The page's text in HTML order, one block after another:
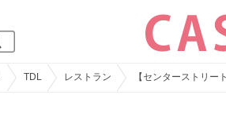
TDL レストラン 【センターストリ